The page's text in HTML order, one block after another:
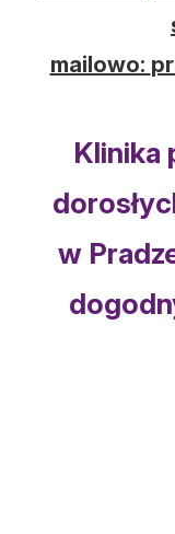
mailowo:
Klinika
w